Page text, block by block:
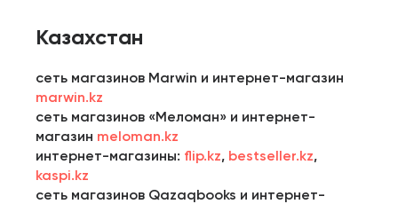
Казахстан
сеть магазинов Marwin и интернет-магазин
marwin.kz
сеть магазинов «Меломан» и интернет-
магазин meloman.kz
интернет-магазины: flip.kz, bestseller.kz,
kaspi.kz
сеть магазинов Qazaqbooks и интернет-